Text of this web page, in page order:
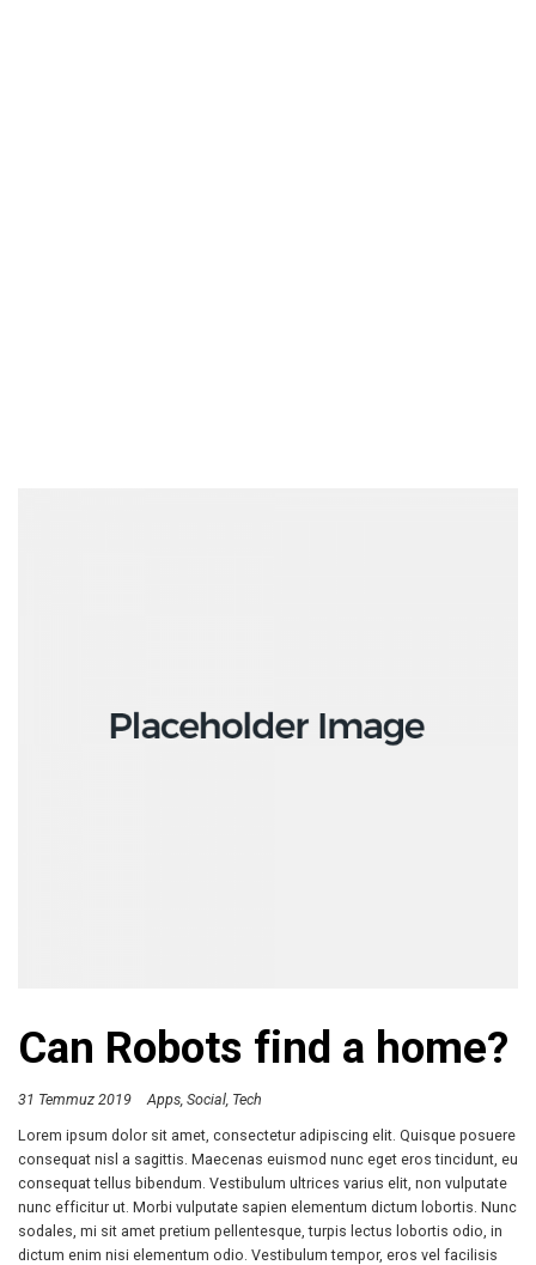
Can Robots find a home?
31 Temmuz 2019 Apps Social Tech
Lorem ipsum dolor sit amet, consectetur adipiscing elit. Quisque posuere
consequat nisl a sagittis. Maecenas euismod nunc eget eros tincidunt, eu
consequat tellus bibendum. Vestibulum ultrices varius elit, non vulputate
nunc efficitur ut. Morbi vulputate sapien elementum dictum lobortis. Nunc
sodales, mi sit amet pretium pellentesque, turpis lectus lobortis odio, in
dictum enim nisi elementum odio. Vestibulum tempor, eros vel facilisis